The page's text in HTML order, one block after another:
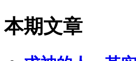
本期文章